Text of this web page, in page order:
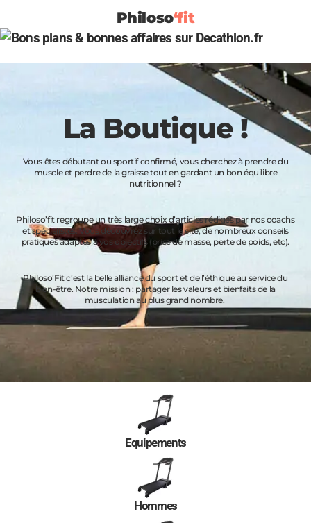
Philoso‘fit
La Boutique !
Vous êtes débutant ou sportif confirmé, vous cherchez à prendre du
muscle et perdre de la graisse tout en gardant un bon équilibre
nutritionnel ?
Philoso’fit regroupe un très large choix d’articles rédigés par nos coachs
et spécialistes. Vous découvrez sur tout le site, de nombreux conseils
pratiques adaptés à vos objectifs (prise de masse, perte de poids, etc).
Philoso’Fit c’est la belle alliance du sport et de l’éthique au service du
bien-être. Notre mission : partager les valeurs et bienfaits de la
musculation au plus grand nombre.
Equipements
Hommes